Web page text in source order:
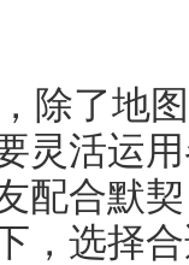
除了地
灵活运
配合默
，选择